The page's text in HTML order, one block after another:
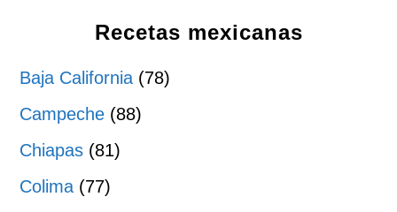
Recetas mexicanas
Baja California (78)
Campeche (88)
Chiapas (81)
Colima (77)